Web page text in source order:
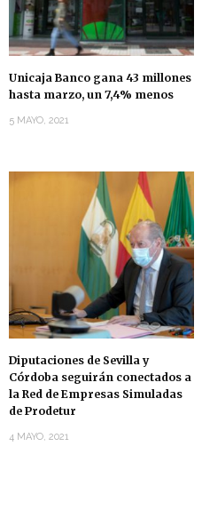
Unicaja Banco gana 43 millones
hasta marzo, un 7,4% menos
5 MAYO, 2021
Diputaciones de Sevilla y
Córdoba seguirán conectados a
la Red de Empresas Simuladas
de Prodetur
4 MAYO, 2021